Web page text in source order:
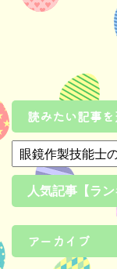
読みたい記事
人気記事【ラン
アーカイブ